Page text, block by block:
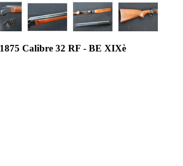
Calibre 32 RF - BE XIXè